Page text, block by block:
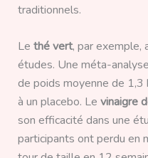
traditionnels.
Le thé vert, par exemple,
études. Une méta-
de poids moyenne de
à un placebo. Le vinaigre
son efficacité dans une
participants ont perdu en